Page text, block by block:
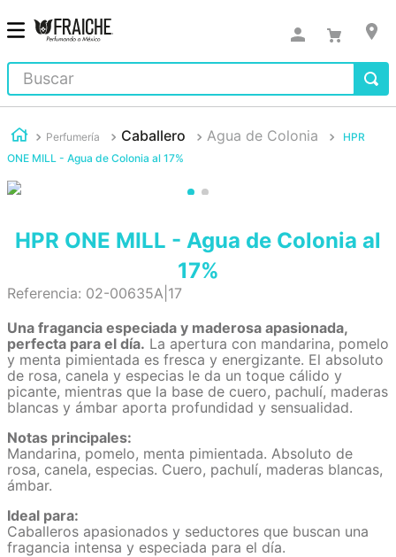
Buscar
Perfumería Caballero Agua de Colonia
HPR
ONE MILL - Agua de Colonia al 17%
HPR ONE MILL - Agua de Colonia al
17%
Referencia: 02-00635A|17
Una fragancia especiada y maderosa apasionada,
perfecta para el día. La apertura con mandarina, pomelo
y menta pimientada es fresca y energizante. El absoluto
de rosa, canela y especias le da un toque cálido y
picante, mientras que la base de cuero, pachulí, maderas
blancas y ámbar aporta profundidad y sensualidad.
Notas principales:
Mandarina, pomelo, menta pimientada. Absoluto de
rosa, canela, especias. Cuero, pachulí, maderas blancas,
ámbar.
Ideal para:
Caballeros apasionados y seductores que buscan una
fragancia intensa y especiada para el día.